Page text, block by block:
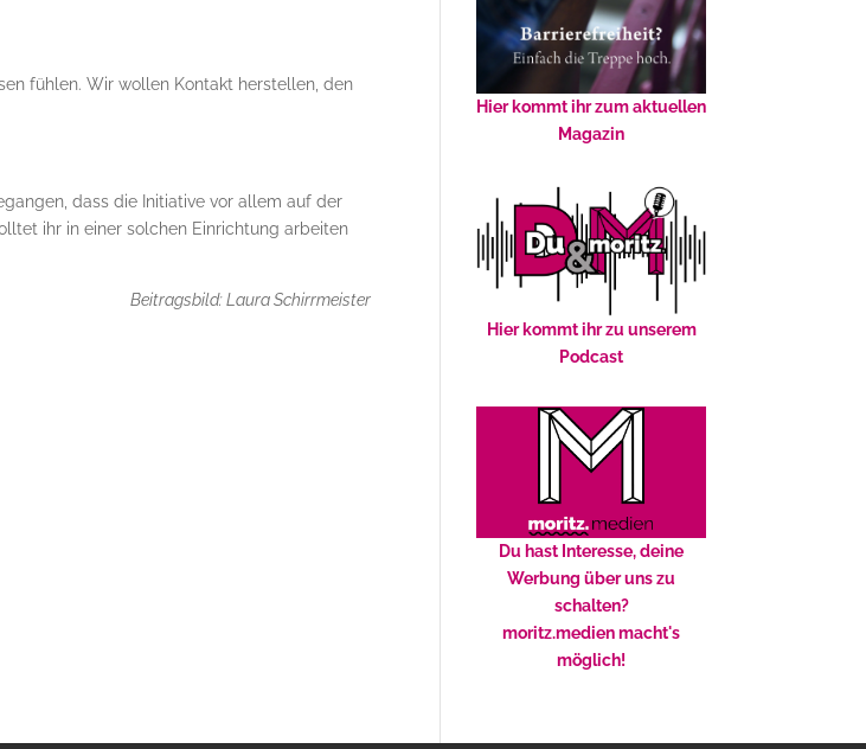
fühlen. Wir wollen Kontakt herstellen, den
dass die Initiative vor allem auf der
ihr in einer solchen Einrichtung arbeiten
Beitragsbild: Laura Schirrmeister
Hier kommt ihr zum aktuellen
Magazin
Hier kommt ihr zu unserem
Podcast
Du hast Interesse, deine
Werbung über uns zu
schalten?
moritz.medien macht's
möglich!